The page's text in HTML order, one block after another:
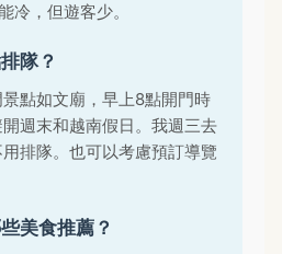
冷，但遊客少。
隊？
點如文廟，早上8點開門時
週末和越南假日。我週三去
排隊。也可以考慮預訂導覽
美食推薦？